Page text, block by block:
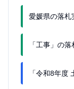
愛媛県の落札
「工事」の
「令和8年度